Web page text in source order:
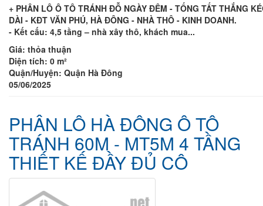
+ PHÂN LÔ Ô TÔ TRÁNH ĐỖ NGÀY ĐÊM - TỐNG TẤT THẮNG
DÀI - KĐT VĂN PHÚ, HÀ ĐÔNG - NHÀ THÔ - KINH DOANH.
- Kết cấu: 4,5 tầng – nhà xây thô, khách mua...
Giá: thỏa thuận
Diện tích: 0 m²
Quận/Huyện: Quận Hà Đông
05/06/2025
PHÂN LÔ HÀ ĐÔNG Ô TÔ
TRÁNH 60M - MT5M 4 TẦNG
THIẾT KẾ ĐẦY ĐỦ CÔ